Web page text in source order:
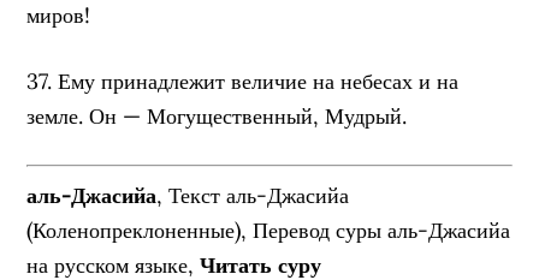
миров!
37. Ему принадлежит величие на небесах и на
земле. Он — Могущественный, Мудрый.
аль-Джасийа, Текст аль-Джасийа
(Коленопреклоненные), Перевод суры аль-Джасийа
на русском языке,Читать суру